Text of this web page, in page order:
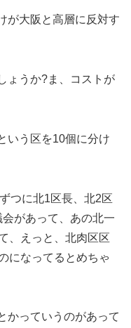
が大阪と高層に反対す
ょうか?ま、コストが
いう区を10個に分け
つに北1区長、北2区
があって、あの北一
、えっと、北肉区区
になってるとめちゃ
かっていうのがあって